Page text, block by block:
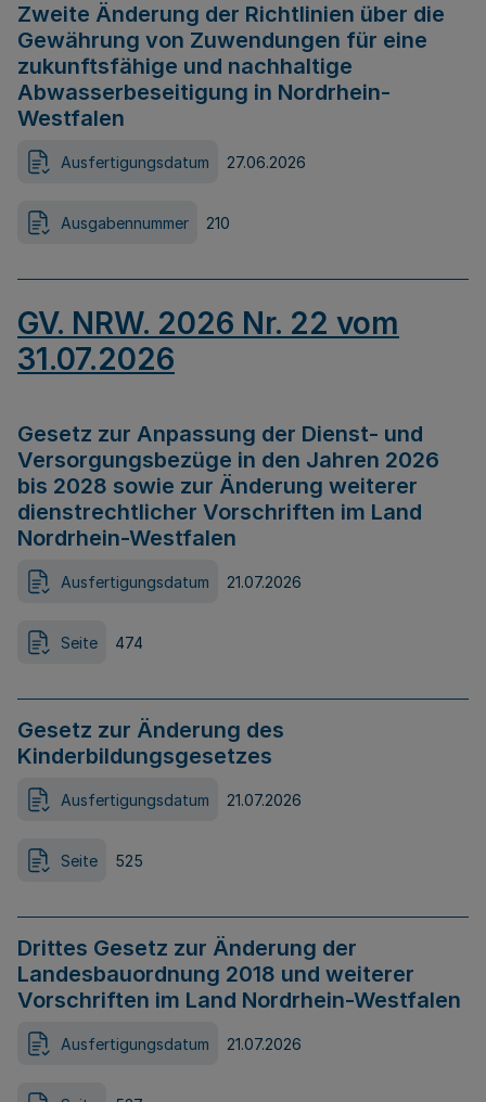
Zweite Änderung der Richtlinien über die
Gewährung von Zuwendungen für eine
zukunftsfähige und nachhaltige
Abwasserbeseitigung in Nordrhein-
Westfalen
Ausfertigungsdatum 27.06.2026
Ausgabennummer 210
GV. NRW. 2026 Nr. 22 vom
31.07.2026
Gesetz zur Anpassung der Dienst- und
Versorgungsbezüge in den Jahren 2026
bis 2028 sowie zur Änderung weiterer
dienstrechtlicher Vorschriften im Land
Nordrhein-Westfalen
Ausfertigungsdatum 21.07.2026
Seite 474
Gesetz zur Änderung des
Kinderbildungsgesetzes
Ausfertigungsdatum 21.07.2026
Seite 525
Drittes Gesetz zur Änderung der
Landesbauordnung 2018 und weiterer
Vorschriften im Land Nordrhein-Westfalen
Ausfertigungsdatum 21.07.2026